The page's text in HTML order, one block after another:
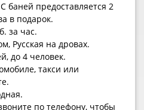
баней предоставляется 2
в подарок.
за час.
Русская на дровах.
до 4 человек.
такси или
по телефону, чтобы